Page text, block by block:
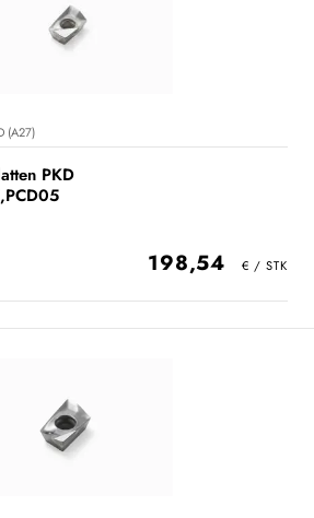
(A27)
PKD
198,54